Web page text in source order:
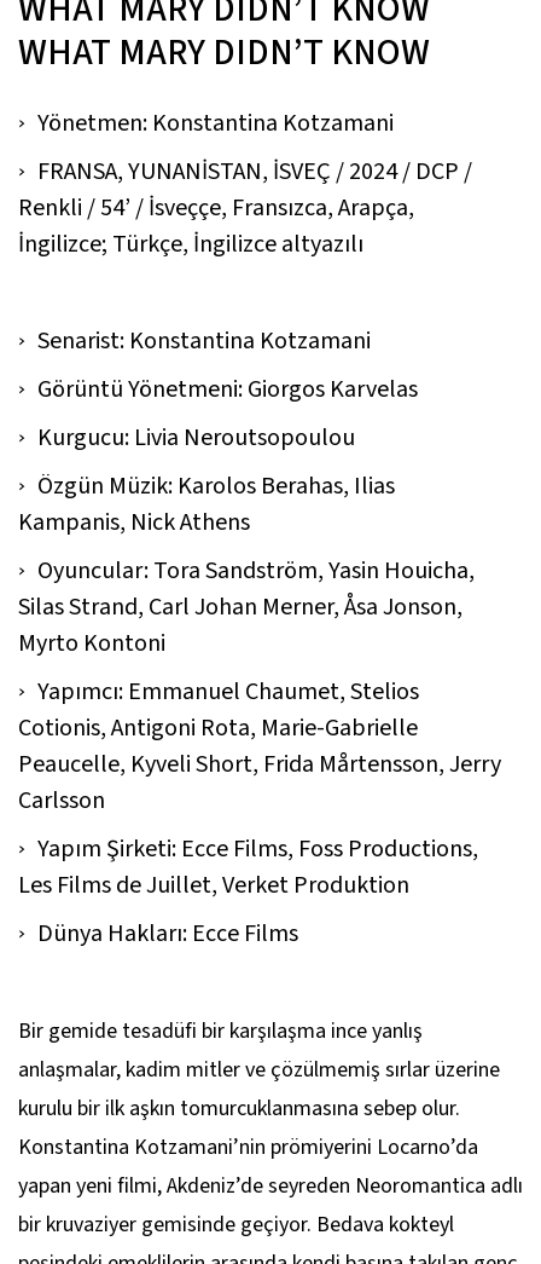
WHAT MARY DIDN’T KNOW
Yönetmen: Konstantina Kotzamani
FRANSA, YUNANİSTAN, İSVEÇ / 2024 / DCP /
Renkli / 54’ / İsveççe, Fransızca, Arapça,
İngilizce; Türkçe, İngilizce altyazılı
Senarist: Konstantina Kotzamani
Görüntü Yönetmeni: Giorgos Karvelas
Kurgucu: Livia Neroutsopoulou
Özgün Müzik: Karolos Berahas, Ilias
Kampanis, Nick Athens
Oyuncular: Tora Sandström, Yasin Houicha,
Silas Strand, Carl Johan Merner, Åsa Jonson,
Myrto Kontoni
Yapımcı: Emmanuel Chaumet, Stelios
Cotionis, Antigoni Rota, Marie-Gabrielle
Peaucelle, Kyveli Short, Frida Mårtensson, Jerry
Carlsson
Yapım Şirketi: Ecce Films, Foss Productions,
Les Films de Juillet, Verket Produktion
Dünya Hakları: Ecce Films
Bir gemide tesadüfi bir karşılaşma ince yanlış
anlaşmalar, kadim mitler ve çözülmemiş sırlar üzerine
kurulu bir ilk aşkın tomurcuklanmasına sebep olur.
Konstantina Kotzamani’nin prömiyerini Locarno’da
yapan yeni filmi, Akdeniz’de seyreden Neoromantica adlı
bir kruvaziyer gemisinde geçiyor. Bedava kokteyl